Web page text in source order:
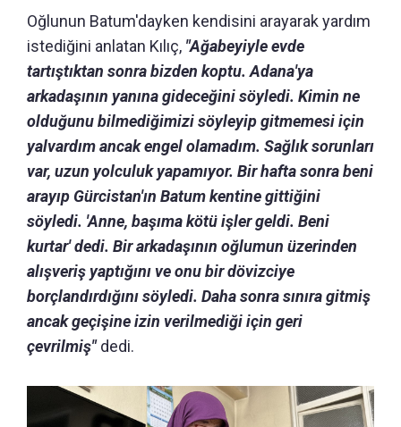
Oğlunun Batum'dayken kendisini arayarak yardım
istediğini anlatan Kılıç, "Ağabeyiyle evde
tartıştıktan sonra bizden koptu. Adana'ya
arkadaşının yanına gideceğini söyledi. Kimin ne
olduğunu bilmediğimizi söyleyip gitmemesi için
yalvardım ancak engel olamadım. Sağlık sorunları
var, uzun yolculuk yapamıyor. Bir hafta sonra beni
arayıp Gürcistan'ın Batum kentine gittiğini
söyledi. 'Anne, başıma kötü işler geldi. Beni
kurtar' dedi. Bir arkadaşının oğlumun üzerinden
alışveriş yaptığını ve onu bir dövizciye
borçlandırdığını söyledi. Daha sonra sınıra gitmiş
ancak geçişine izin verilmediği için geri
çevrilmiş"dedi.